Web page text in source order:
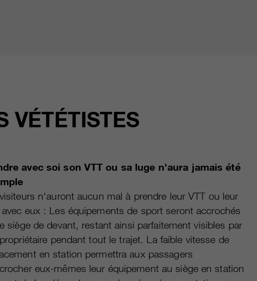
VÉTÉTISTES
avec soi son VTT ou sa luge n'aura jamais été
n'auront aucun mal à prendre leur VTT ou leur
eux : Les équipements de sport seront accrochés
siège de devant, restant ainsi parfaitement visibles par
pendant tout le trajet. La faible vitesse de
en station permettra aux passagers
eux-mêmes leur équipement au siège en station